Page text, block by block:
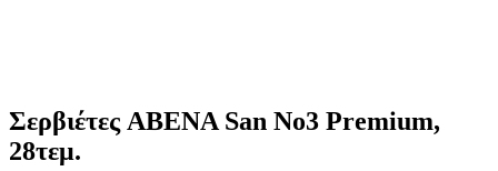
Σερβιέτες ABENA San No3 Premium,
28τεμ.